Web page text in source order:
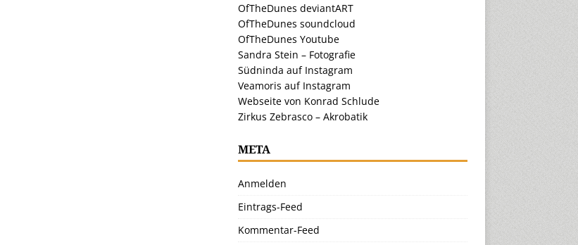
OfTheDunes deviantART
OfTheDunes soundcloud
OfTheDunes Youtube
Sandra Stein – Fotografie
Südninda auf Instagram
Veamoris auf Instagram
Webseite von Konrad Schlude
Zirkus Zebrasco – Akrobatik
META
Anmelden
Eintrags-Feed
Kommentar-Feed